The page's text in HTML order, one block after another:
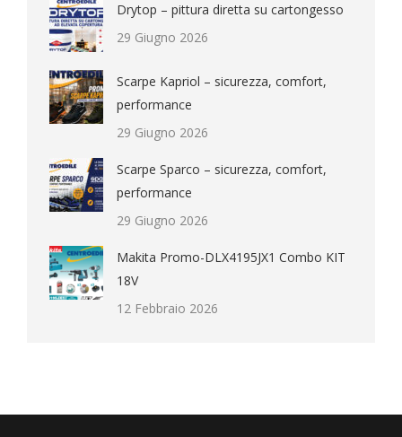
Drytop – pittura diretta su cartongesso
29 Giugno 2026
Scarpe Kapriol – sicurezza, comfort,
performance
29 Giugno 2026
Scarpe Sparco – sicurezza, comfort,
performance
29 Giugno 2026
Makita Promo-DLX4195JX1 Combo KIT
18V
12 Febbraio 2026